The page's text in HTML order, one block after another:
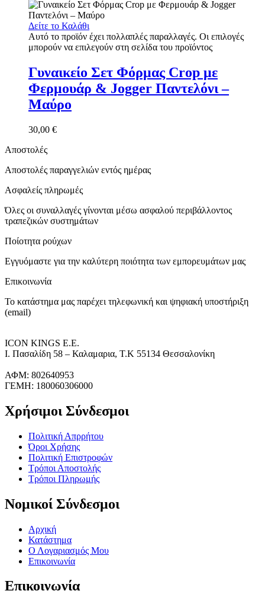
Δείτε το Καλάθι
Αυτό το προϊόν έχει πολλαπλές παραλλαγές. Οι επιλογές
μπορούν να επιλεγούν στη σελίδα του προϊόντος
Γυναικείο Σετ Φόρμας Crop με
Φερμουάρ & Jogger Παντελόνι –
Μαύρο
30,00 €
Αποστολές
Αποστολές παραγγελιών εντός ημέρας
Ασφαλείς πληρωμές
Όλες οι συναλλαγές γίνονται μέσω ασφαλού περιβάλλοντος
τραπεζικών συστημάτων
Ποίοτητα ρούχων
Εγγυόμαστε για την καλύτερη ποιότητα των εμπορευμάτων μας
Επικοινωνία
Το κατάστημα μας παρέχει τηλεφωνική και ψηφιακή υποστήριξη
(email)
ICON KINGS Ε.Ε.
Ι. Πασαλίδη 58 – Καλαμαρια, Τ.Κ 55134 Θεσσαλονίκη
ΑΦΜ: 802640953
ΓΕΜΗ: 180060306000
Χρήσιμοι Σύνδεσμοι
Πολιτική Απρρήτου
Όροι Χρήσης
Πολιτική Επιστροφών
Τρόποι Αποστολής
Τρόποι Πληρωμής
Νομικοί Σύνδεσμοι
Αρχική
Κατάστημα
Ο Λογαριασμός Μου
Επικοινωνία
Επικοινωνία